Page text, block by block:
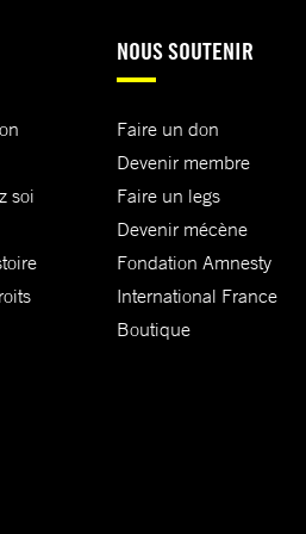
soi
NOUS SOUTENIR
Faire un don
Devenir membre
Faire un legs
Devenir mécène
Fondation Amnesty
International France
Boutique